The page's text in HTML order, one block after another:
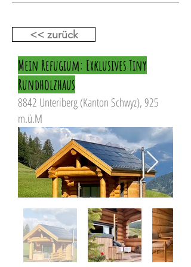
<< zurück
Mein Refugium: Exklusives Tiny
Rundholzhaus
8842 Unteriberg (Kanton Schwyz), 925
m.ü.M